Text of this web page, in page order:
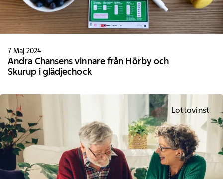
7 Maj 2024
Andra Chansens vinnare från Hörby och
Skurup i glädjechock
Lottovinst